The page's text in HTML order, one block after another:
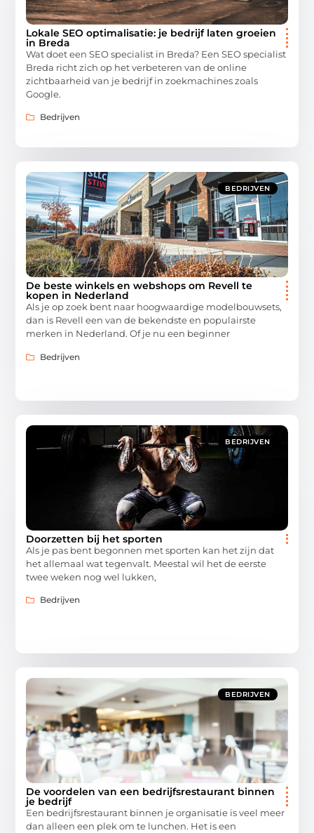
Lokale SEO optimalisatie: je bedrijf laten groeien
in Breda
Wat doet een SEO specialist in Breda? Een SEO specialist
Breda richt zich op het verbeteren van de online
zichtbaarheid van je bedrijf in zoekmachines zoals
Google.
Bedrijven
BEDRIJVEN
De beste winkels en webshops om Revell te
kopen in Nederland
Als je op zoek bent naar hoogwaardige modelbouwsets,
dan is Revell een van de bekendste en populairste
merken in Nederland. Of je nu een beginner
Bedrijven
BEDRIJVEN
Doorzetten bij het sporten
Als je pas bent begonnen met sporten kan het zijn dat
het allemaal wat tegenvalt. Meestal wil het de eerste
twee weken nog wel lukken,
Bedrijven
BEDRIJVEN
De voordelen van een bedrijfsrestaurant binnen
je bedrijf
Een bedrijfsrestaurant binnen je organisatie is veel meer
dan alleen een plek om te lunchen. Het is een